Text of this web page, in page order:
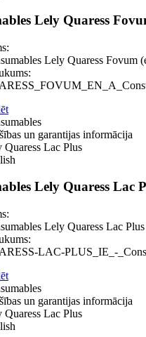
Lely Quaress
Lely Quaress Fovum
un garantijas informācija
Quaress Lac Plus
Lely Quaress Lac
Lely Quaress Lac
LAC-PLUS_IE_-
un garantijas informācija
Quaress Lac Plus